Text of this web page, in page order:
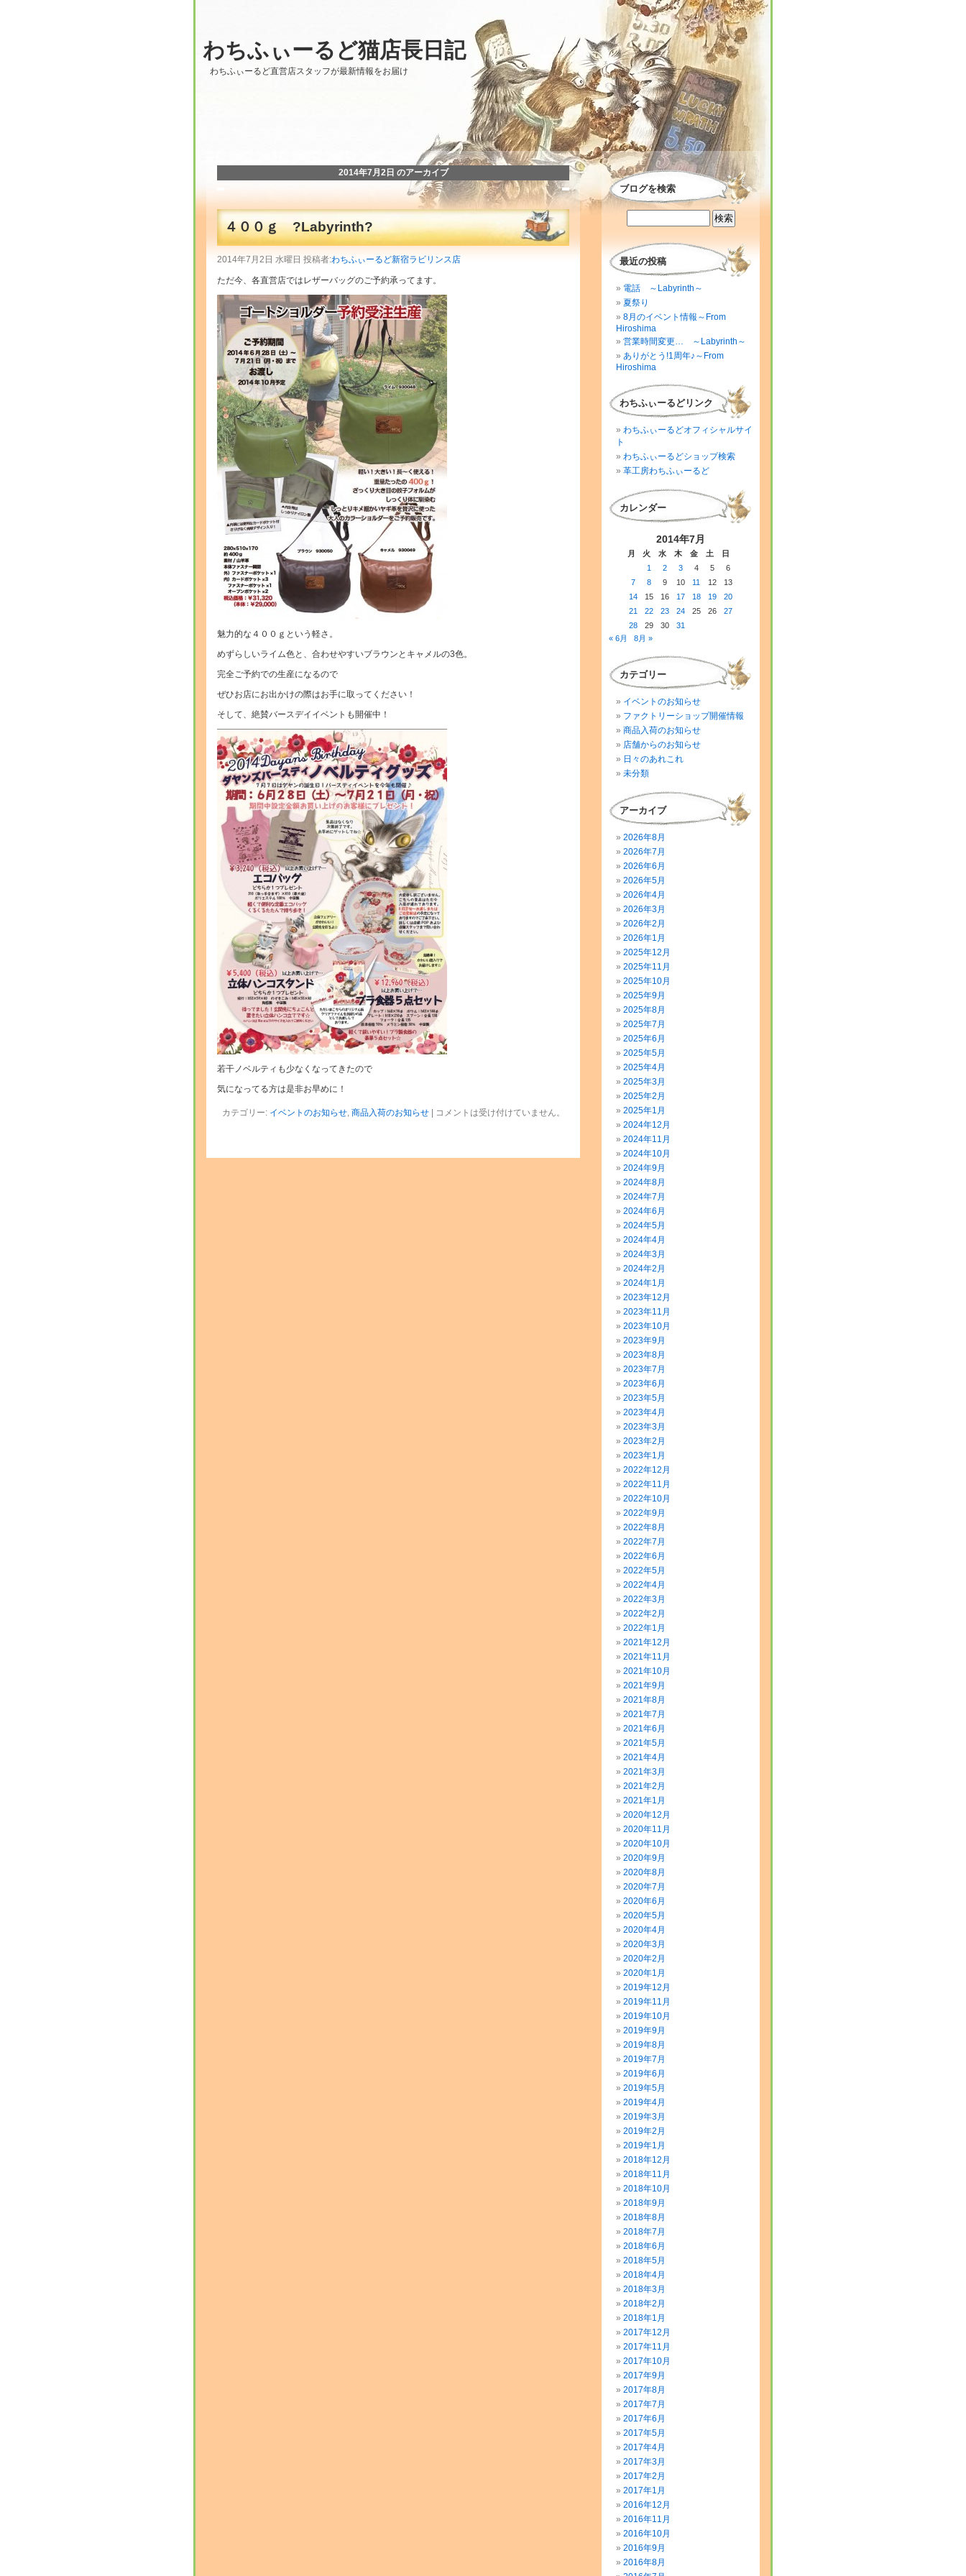
わちふぃーるど猫店長日記
わちふぃーるど直営店スタッフが最新情報をお届け
2014年7月2日 のアーカイブ
４００ｇ ?Labyrinth?
2014年7月2日 水曜日 投稿者:わちふぃーるど新宿ラビリンス店
ただ今、各直営店ではレザーバッグのご予約承ってます。
魅力的な４００ｇという軽さ。
めずらしいライム色と、合わせやすいブラウンとキャメルの3色。
完全ご予約での生産になるので
ぜひお店にお出かけの際はお手に取ってください！
そして、絶賛バースデイイベントも開催中！
若干ノベルティも少なくなってきたので
気になってる方は是非お早めに！
カテゴリー: イベントのお知らせ, 商品入荷のお知らせ| コメントは受け付けていません。
ブログを検索
最近の投稿
電話 ～Labyrinth～
夏祭り
8月のイベント情報～From
Hiroshima
営業時間変更… ～Labyrinth～
ありがとう!1周年♪～From
Hiroshima
わちふぃーるどリンク
わちふぃーるどオフィシャルサイ
ト
わちふぃーるどショップ検索
革工房わちふぃーるど
カレンダー
2014年7月
月 火 水 木 金 土
日
1
2 3 4 5
6
7
8 9 10 11 12
13
14
15 16 17 18 19
20
21
22 23 24 25 26
27
28
29 30
31
« 6月
8月 »
カテゴリー
イベントのお知らせ
ファクトリーショップ開催情報
商品入荷のお知らせ
店舗からのお知らせ
日々のあれこれ
未分類
アーカイブ
2026年8月
2026年7月
2026年6月
2026年5月
2026年4月
2026年3月
2026年2月
2026年1月
2025年12月
2025年11月
2025年10月
2025年9月
2025年8月
2025年7月
2025年6月
2025年5月
2025年4月
2025年3月
2025年2月
2025年1月
2024年12月
2024年11月
2024年10月
2024年9月
2024年8月
2024年7月
2024年6月
2024年5月
2024年4月
2024年3月
2024年2月
2024年1月
2023年12月
2023年11月
2023年10月
2023年9月
2023年8月
2023年7月
2023年6月
2023年5月
2023年4月
2023年3月
2023年2月
2023年1月
2022年12月
2022年11月
2022年10月
2022年9月
2022年8月
2022年7月
2022年6月
2022年5月
2022年4月
2022年3月
2022年2月
2022年1月
2021年12月
2021年11月
2021年10月
2021年9月
2021年8月
2021年7月
2021年6月
2021年5月
2021年4月
2021年3月
2021年2月
2021年1月
2020年12月
2020年11月
2020年10月
2020年9月
2020年8月
2020年7月
2020年6月
2020年5月
2020年4月
2020年3月
2020年2月
2020年1月
2019年12月
2019年11月
2019年10月
2019年9月
2019年8月
2019年7月
2019年6月
2019年5月
2019年4月
2019年3月
2019年2月
2019年1月
2018年12月
2018年11月
2018年10月
2018年9月
2018年8月
2018年7月
2018年6月
2018年5月
2018年4月
2018年3月
2018年2月
2018年1月
2017年12月
2017年11月
2017年10月
2017年9月
2017年8月
2017年7月
2017年6月
2017年5月
2017年4月
2017年3月
2017年2月
2017年1月
2016年12月
2016年11月
2016年10月
2016年9月
2016年8月